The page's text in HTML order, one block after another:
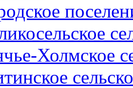
Холмское